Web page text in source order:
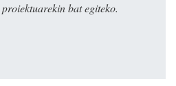
bat egiteko.